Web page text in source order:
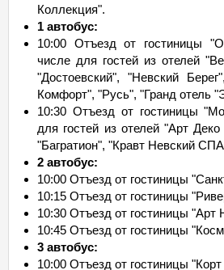
Коллекция".
1 автобус:
10:00 Отъезд от гостиницы
числе для гостей из отелей
"Достоевский", "Невский
Комфорт", "Русь", "Гранд отель
10:30 Отъезд от гостиницы
для гостей из отелей "Арт
"Багратион", "Кравт Невский
2 автобус:
10:00 Отъезд от гостиницы
10:15 Отъезд от гостиницы
10:30 Отъезд от гостиницы "Арт
10:45 Отъезд от гостиницы
3 автобус:
10:00 Отъезд от гостиницы